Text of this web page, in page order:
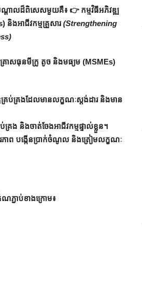
តាលដ៏ពិសេសមួយគឺ៖ 👉 កម្មវិធីអភិវឌ្ឍ
ងអាជីវកម្មគ្រួសារ(Strengthening
រាសធុនមីក្រូ តូច និងមធ្យម (MSMEs)
ធគ្រប់គ្រងដែលមានលក្ខណៈស្តង់ដារ និងមាន
រង និងចាត់ចែងអាជីវកម្មផ្ទាល់ខ្លួន។
ចីរភាព បង្កើនប្រាក់ចំណូល និងត្រៀមលក្ខណៈ
ភ្ជាប់ខាងក្រោម៖